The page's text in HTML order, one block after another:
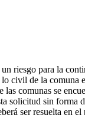
riesgo para la
civil de la comuna
comunas se
solicitud sin forma
ser resuelta en el